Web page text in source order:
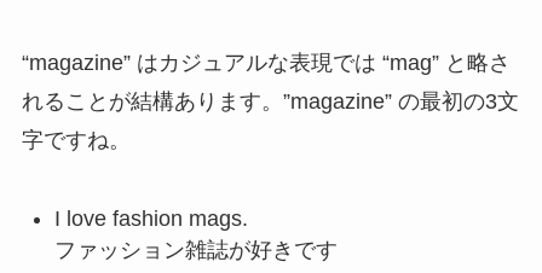
“magazine” はカジュアルな表現では “mag” と略さ
れることが結構あります。”magazine” の最初の3文
字ですね。
I love fashion mags.
ファッション雑誌が好きです